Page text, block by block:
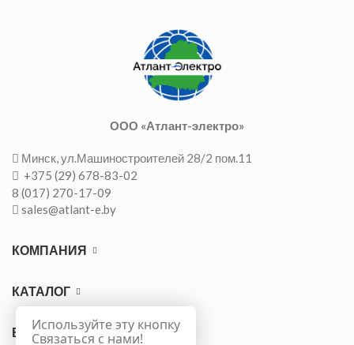
ООО «Атлант-электро»
Минск, ул.Машиностроителей 28/2 пом.11
+375 (29) 678-83-02
8 (017) 270-17-09
sales@atlant-e.by
КОМПАНИЯ
КАТАЛОГ
ВАЖНО
Используйте эту кнопку
Связаться с нами!